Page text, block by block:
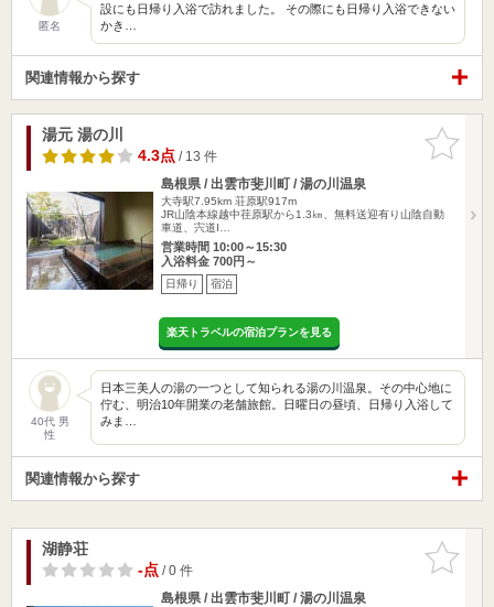
匿名
設にも日帰り入浴で訪れました。 その際にも日帰り入浴できない
かき…
関連情報から探す
お気に入
りに追加
湯元 湯の川
4.3点/ 13 件
島根県 / 出雲市斐川町 / 湯の川温泉
大寺駅7.95km 荘原駅917m
JR山陰本線越中荏原駅から1.3㎞、無料送迎有り山陰自動
車道、宍道I…
営業時間 10:00～15:30
入浴料金 700円～
日帰り 宿泊
楽天トラベルの宿泊プランを見る
40代 男
性
日本三美人の湯の一つとして知られる湯の川温泉。その中心地に
佇む、明治10年開業の老舗旅館。日曜日の昼頃、日帰り入浴して
みま…
関連情報から探す
お気に入
りに追加
湖静荘
-点/ 0 件
島根県 / 出雲市斐川町 / 湯の川温泉